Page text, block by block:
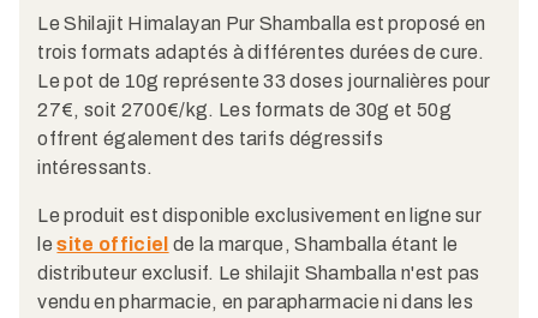
Le Shilajit Himalayan Pur Shamballa est proposé en
trois formats adaptés à différentes durées de cure.
Le pot de 10g représente 33 doses journalières pour
27€, soit 2700€/kg. Les formats de 30g et 50g
offrent également des tarifs dégressifs
intéressants.​
Le produit est disponible exclusivement en ligne sur
lesite officiel de la marque, Shamballa étant le
distributeur exclusif. Le shilajit Shamballa n'est pas
vendu en pharmacie, en parapharmacie ni dans les